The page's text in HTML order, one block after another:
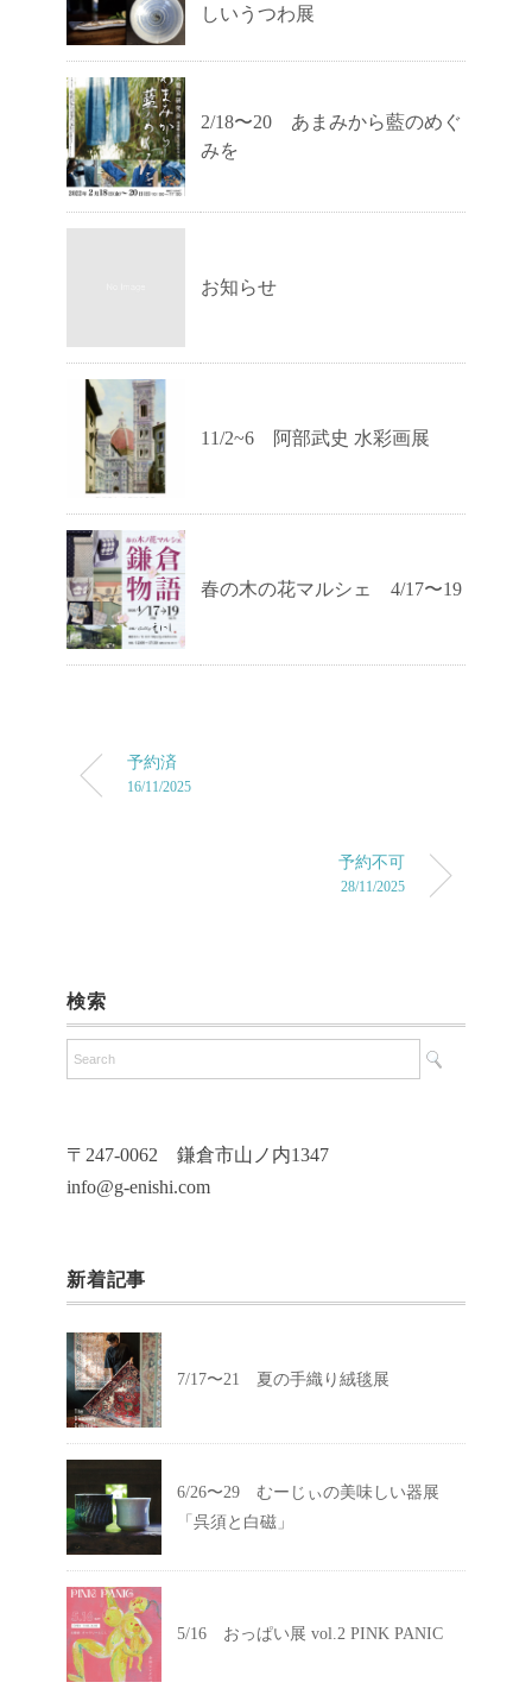
しいうつわ展
2/18〜20 あまみから藍のめぐ
みを
お知らせ
11/2~6 阿部武史 水彩画展
春の木の花マルシェ 4/17〜19
予約済
16/11/2025
予約不可
28/11/2025
検索
〒247-0062 鎌倉市山ノ内1347
info@g-enishi.com
新着記事
7/17〜21 夏の手織り絨毯展
6/26〜29 むーじぃの美味しい器展
「呉須と白磁」
5/16 おっぱい展 vol.2 PINK PANIC